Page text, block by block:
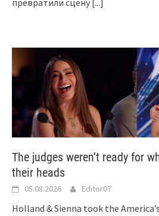
превратили сцену [...]
The judges weren’t ready for
their heads
05.08.2026 Editor07
Holland & Sienna took the